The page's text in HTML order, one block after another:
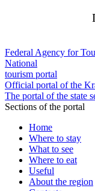
Federal Agency for
National
tourism portal
Official portal of the
The portal of the state
Sections of the portal
Home
Where to stay
What to see
Where to eat
Useful
About the region